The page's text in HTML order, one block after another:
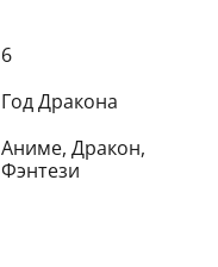
6
Год Дракона
Аниме, Дракон,
Фэнтези